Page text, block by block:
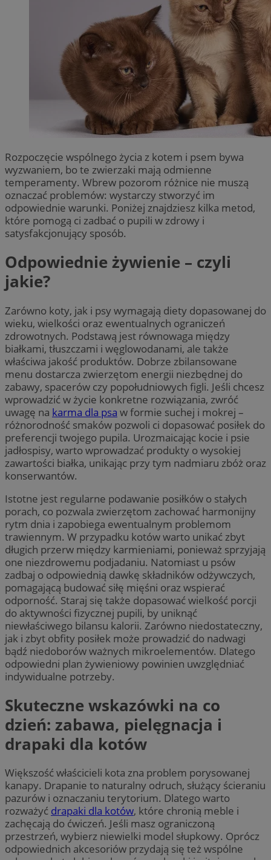
Rozpoczęcie wspólnego życia z kotem i psem bywa
wyzwaniem, bo te zwierzaki mają odmienne
temperamenty. Wbrew pozorom różnice nie muszą
oznaczać problemów: wystarczy stworzyć im
odpowiednie warunki. Poniżej znajdziesz kilka metod,
które pomogą ci zadbać o pupili w zdrowy i
satysfakcjonujący sposób.
Odpowiednie żywienie – czyli
jakie?
Zarówno koty, jak i psy wymagają diety dopasowanej do
wieku, wielkości oraz ewentualnych ograniczeń
zdrowotnych. Podstawą jest równowaga między
białkami, tłuszczami i węglowodanami, ale także
właściwa jakość produktów. Dobrze zbilansowane
menu dostarcza zwierzętom energii niezbędnej do
zabawy, spacerów czy popołudniowych figli. Jeśli chcesz
wprowadzić w życie konkretne rozwiązania, zwróć
uwagę na karma dla psa w formie suchej i mokrej –
różnorodność smaków pozwoli ci dopasować posiłek do
preferencji twojego pupila. Urozmaicając kocie i psie
jadłospisy, warto wprowadzać produkty o wysokiej
zawartości białka, unikając przy tym nadmiaru zbóż oraz
konserwantów.
Istotne jest regularne podawanie posiłków o stałych
porach, co pozwala zwierzętom zachować harmonijny
rytm dnia i zapobiega ewentualnym problemom
trawiennym. W przypadku kotów warto unikać zbyt
długich przerw między karmieniami, ponieważ sprzyjają
one niezdrowemu podjadaniu. Natomiast u psów
zadbaj o odpowiednią dawkę składników odżywczych,
pomagającą budować siłę mięśni oraz wspierać
odporność. Staraj się także dopasować wielkość porcji
do aktywności fizycznej pupili, by uniknąć
niewłaściwego bilansu kalorii. Zarówno niedostateczny,
jak i zbyt obfity posiłek może prowadzić do nadwagi
bądź niedoborów ważnych mikroelementów. Dlatego
odpowiedni plan żywieniowy powinien uwzględniać
indywidualne potrzeby.
Skuteczne wskazówki na co
dzień: zabawa, pielęgnacja i
drapaki dla kotów
Większość właścicieli kota zna problem porysowanej
kanapy. Drapanie to naturalny odruch, służący ścieraniu
pazurów i oznaczaniu terytorium. Dlatego warto
rozważyć drapaki dla kotów, które chronią meble i
zachęcają do ćwiczeń. Jeśli masz ograniczoną
przestrzeń, wybierz niewielki model słupkowy. Oprócz
odpowiednich akcesoriów przydają się też wspólne